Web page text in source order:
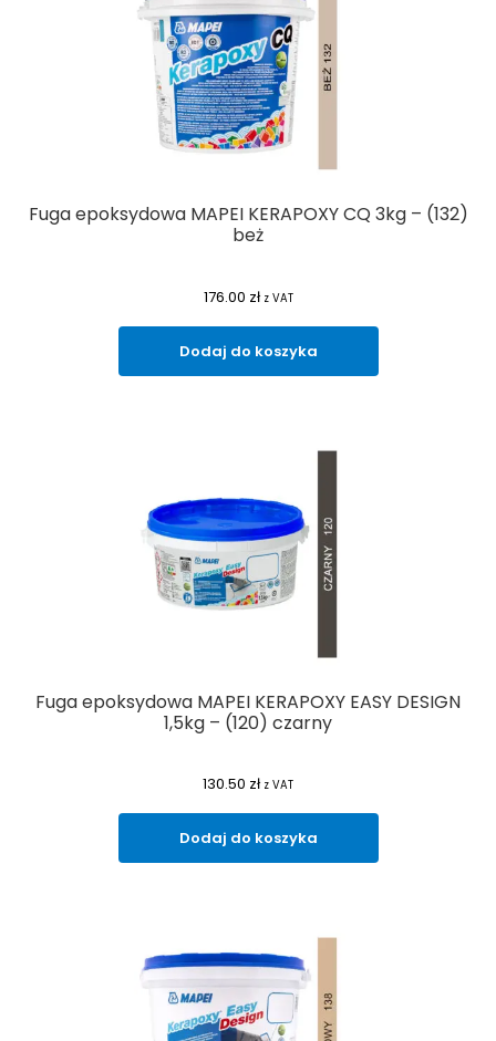
Fuga epoksydowa MAPEI KERAPOXY CQ 3kg – (132)
beż
176.00 zł z VAT
Dodaj do koszyka
Fuga epoksydowa MAPEI KERAPOXY EASY DESIGN
1,5kg – (120) czarny
130.50 zł z VAT
Dodaj do koszyka